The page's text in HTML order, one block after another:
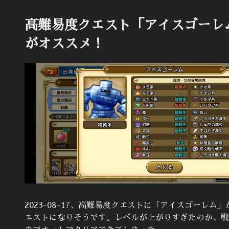
高難易度クエスト「アイスゴー
がオススメ！
2023-08-17、高難易度クエストに「アイスゴーレム
エストになりそうです。レベルが上がりすぎたのか、